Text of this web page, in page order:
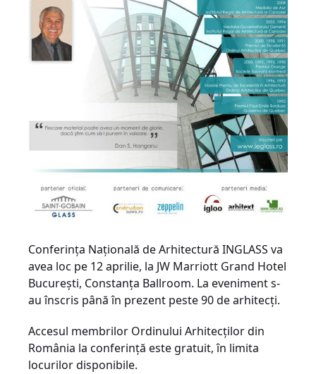
Conferinţa Naţională de Arhitectură INGLASS va
avea loc pe 12 aprilie, la JW Marriott Grand Hotel
Bucureşti, Constanţa Ballroom. La eveniment s-
au înscris până în prezent peste 90 de arhitecţi.
Accesul membrilor Ordinului Arhitecţilor din
România la conferinţă este gratuit, în limita
locurilor disponibile.